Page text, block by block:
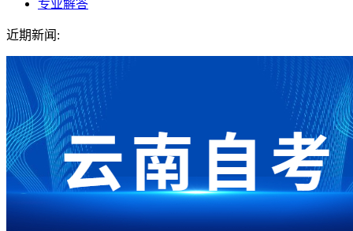
专业解答
近期新闻: